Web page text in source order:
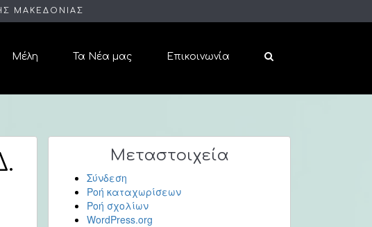
ΜΑΚΕΔΟΝΙΑΣ
Μέλη Τα Νέα μας Επικοινωνία
Μεταστοιχεία
Σύνδεση
Ροή καταχωρίσεων
Ροή σχολίων
WordPress.org